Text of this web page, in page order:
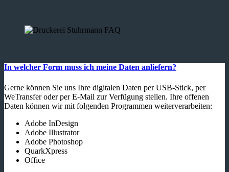
In welcher Form muss ich meine Daten anliefern?
Gerne können Sie uns Ihre digitalen Daten per USB-Stick, per
WeTransfer oder per E-Mail zur Verfügung stellen. Ihre offenen
Daten können wir mit folgenden Programmen weiterverarbeiten:
Adobe InDesign
Adobe Illustrator
Adobe Photoshop
QuarkXpress
Office